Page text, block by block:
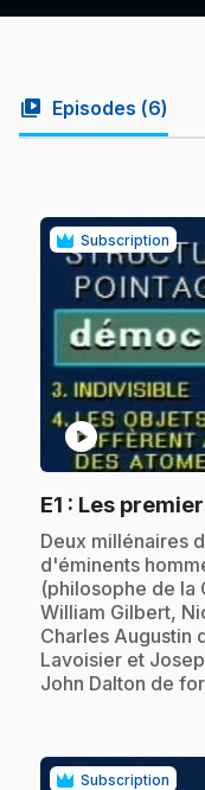
video_library Episodes (6)
Subscription
play_circle
E1 : Les
.Deux millénaires
d'éminents
(philosophe de la
William Gilbert,
Charles Augustin
Lavoisier et
John Dalton de
Subscription